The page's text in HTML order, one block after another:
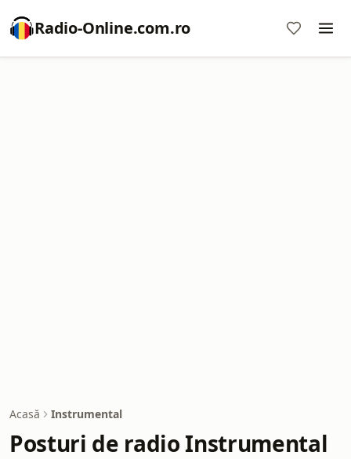
Radio-Online.com.ro
Acasă Instrumental
Posturi de radio Instrumental